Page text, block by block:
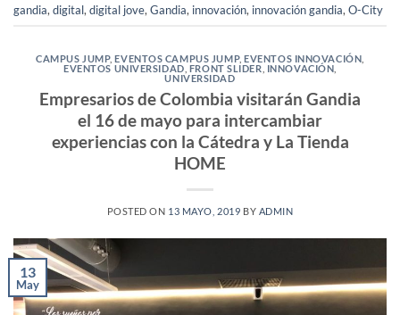
gandia, digital, digital jove, Gandia, innovación, innovación gandia, O-City
CAMPUS JUMP,EVENTOS CAMPUS JUMP,EVENTOS INNOVACIÓN
EVENTOS UNIVERSIDAD FRONT SLIDER INNOVACIÓN
UNIVERSIDAD
Empresarios de Colombia visitarán Gandia
el 16 de mayo para intercambiar
experiencias con la Cátedra y La Tienda
HOME
POSTED ON 13 MAYO, 2019 BY ADMIN
13
May